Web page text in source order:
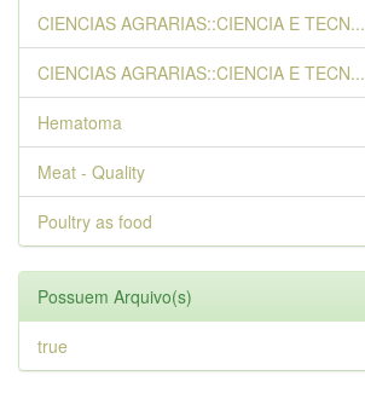
CIENCIAS AGRARIAS::CIENCIA E TECN...
CIENCIAS AGRARIAS::CIENCIA E TECN...
Hematoma
Meat - Quality
Poultry as food
Possuem Arquivo(s)
true